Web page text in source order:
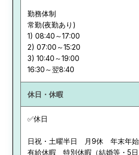
勤務体制
常勤(夜勤あり)
1) 08:40～17:00
2) 07:00～15:20
3) 10:40～19:00
休日・休暇
✅休日
日祝・土曜半日 月9休 年末年
有給休暇 特別休暇（結婚等・5